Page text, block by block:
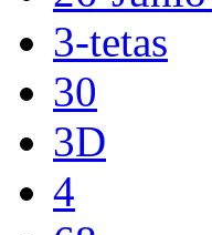
3-tetas
30
3D
4